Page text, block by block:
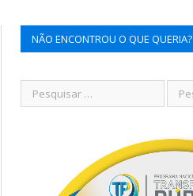
NÃO ENCONTROU O QUE QUERIA?